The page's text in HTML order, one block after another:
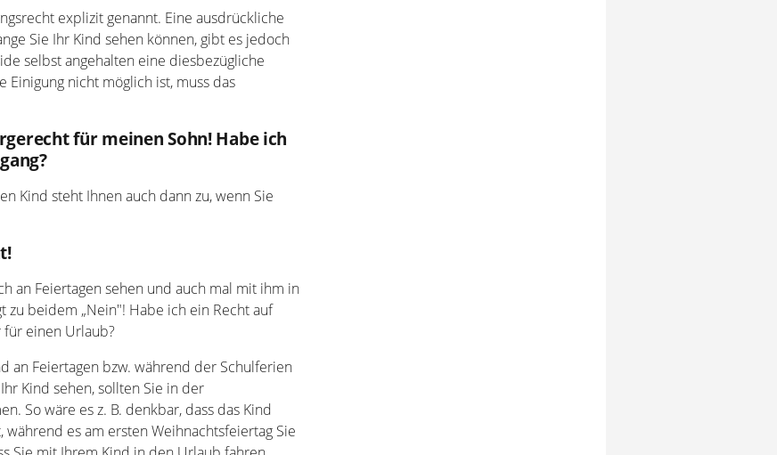
explizit genannt. Eine ausdrückliche
Sie Ihr Kind sehen können, gibt es jedoch
selbst angehalten eine diesbezügliche
Einigung nicht möglich ist, muss das
für meinen Sohn! Habe ich
Kind steht Ihnen auch dann zu, wenn Sie
an Feiertagen sehen und auch mal mit ihm in
zu beidem „Nein"! Habe ich ein Recht auf
für einen Urlaub?
an Feiertagen bzw. während der Schulferien
Kind sehen, sollten Sie in der
So wäre es z. B. denkbar, dass das Kind
es am ersten Weihnachtsfeiertag Sie